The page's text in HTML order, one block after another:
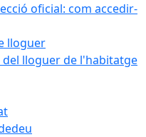
oficial: com accedir-
lloguer
lloguer de l'habitatge